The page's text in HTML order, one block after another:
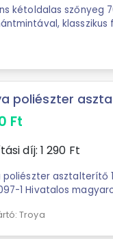
kétoldalas szőnyeg
poliészter
Ft
díj: 1 290 Ft
poliészter asztalterítő
Leírás: 100x140
Troya